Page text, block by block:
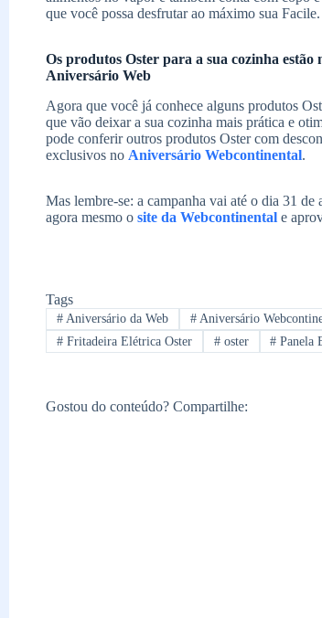
que você possa desfrutar ao máximo sua Facile.
Os produtos Oster para a sua cozinha estão
Aniversário Web
Agora que você já conhece alguns produtos
que vão deixar a sua cozinha mais prática e
pode conferir outros produtos Oster com
exclusivos no Aniversário Webcontinental.
Mas lembre-se: a campanha vai até o dia 31 de
agora mesmo o site da Webcontinental e
Tags
#Aniversário da Web #Aniversário
#Fritadeira Elétrica Oster #oster # Panela
Gostou do conteúdo? Compartilhe: